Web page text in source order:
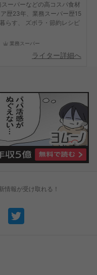
ーパーなどの高コスパ食材
歴23年、業務スーパー歴15
らす、 ズボラ・節約レシピ
業務スーパー
ライター詳細へ
情報が受け取れる！